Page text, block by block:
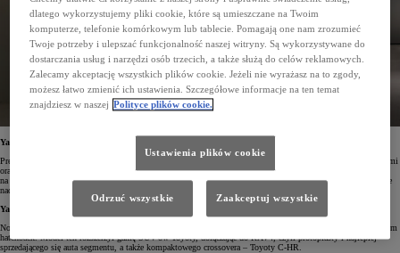
Yaris Cross Adventure w wersji Premiere Edition
Premiere Edition – limitowana wersja wyposażenia odmiany Adventure – wyróżnia się skórzanymi siedzeniami
oraz specjalnie zaprojektowanymi 18'' felgami. W standardzie dostępny będzie także wyświetlacz projekcyjny
na przedniej szybie (HUD), elektrycznie unoszone drzwi bagażnika otwierane bezdotykowo oraz dwukolorowe
nadwozie. Wersję tę będzie można zamówić wyłącznie w premierowym roku 2021.
Yaris Cross – miejski SUV
Nowa Toyota Yaris Cross została zbudowana na platformie GA-B z serii TNGA, którą dzieli z nowym Yarisem
hatchback. Model ten rozszerzył gamę SUV-ów Toyoty, dołączając do RAV4, czyli protoplasty i najlepiej
sprzedającego się auta segmentu, a także kompaktowego crossovera – Toyoty C-HR.
dlatego wykorzystujemy pliki cookie, które są umieszczane na Twoim
komputerze, telefonie komórkowym lub tablecie. Pomagają one nam zrozumieć
Twoje potrzeby i ulepszać funkcjonalność naszej witryny. Są wykorzystywane do
dostarczania usług i narzędzi osób trzecich, a także służą do celów reklamowych.
Zalecamy akceptację wszystkich plików cookie. Jeżeli nie wyrażasz na to zgody,
możesz łatwo zmienić ich ustawienia. Szczegółowe informacje na ten temat
znajdziesz w naszej Polityce plików cookie.
Ustawienia plików cookie
Odrzuć wszystkie Zaakceptuj wszystkie